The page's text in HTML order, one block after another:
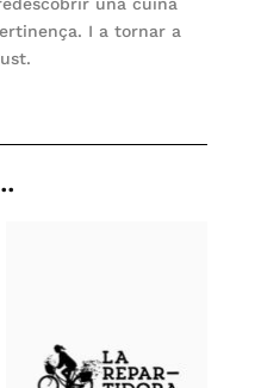
I a tornar a